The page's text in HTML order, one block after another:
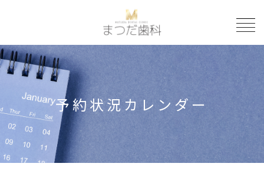
予約状況カレンダー